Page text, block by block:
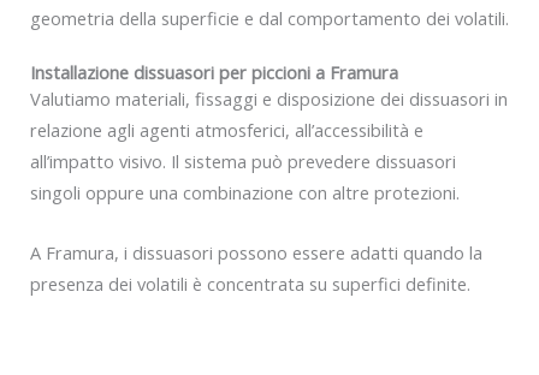
geometria della superficie e dal comportamento dei volatili.
Installazione dissuasori per piccioni a Framura
Valutiamo materiali, fissaggi e disposizione dei dissuasori in
relazione agli agenti atmosferici, all’accessibilità e
all’impatto visivo. Il sistema può prevedere dissuasori
singoli oppure una combinazione con altre protezioni.
A Framura, i dissuasori possono essere adatti quando la
presenza dei volatili è concentrata su superfici definite.